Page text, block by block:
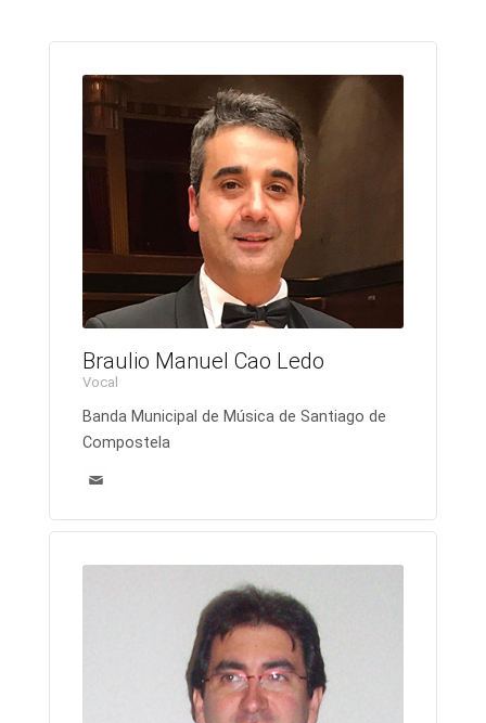
Braulio Manuel Cao Ledo
Vocal
Banda Municipal de Música de Santiago de
Compostela